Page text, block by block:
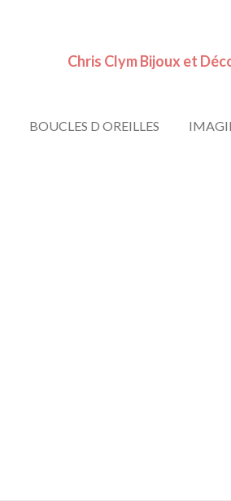
Chris Clym Bijoux et
BOUCLES D OREILLES